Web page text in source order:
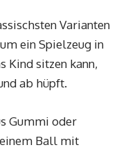
Varianten
ein Spielzeug in
Kind sitzen kann,
ab hüpft.
Gummi oder
Ball mit